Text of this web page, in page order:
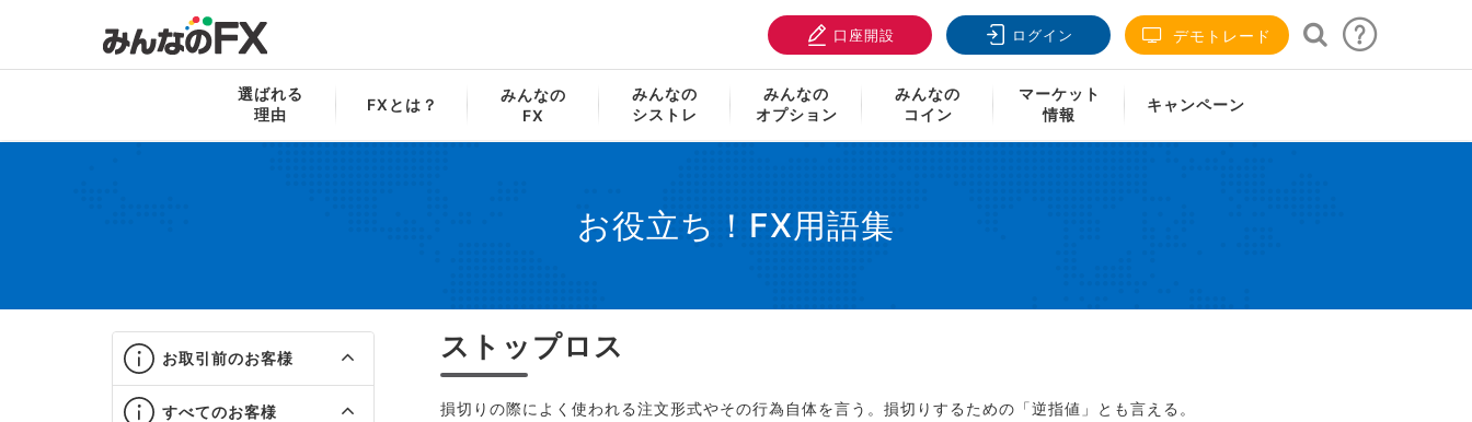
口座開設 ログイン デモトレード
選ばれる
理由
FXとは？
みんなの
FX
みんなの
シストレ
みんなの
オプション
みんなの
コイン
マーケット
情報
キャンペーン
お役立ち！FX用語集
お役立ち！FX用語集 ストップロス
ストップロス
損切りの際によく使われる注文形式やその行為自体を言う。損切りするための「逆指値」とも言える。
お取引前のお客様
すべてのお客様